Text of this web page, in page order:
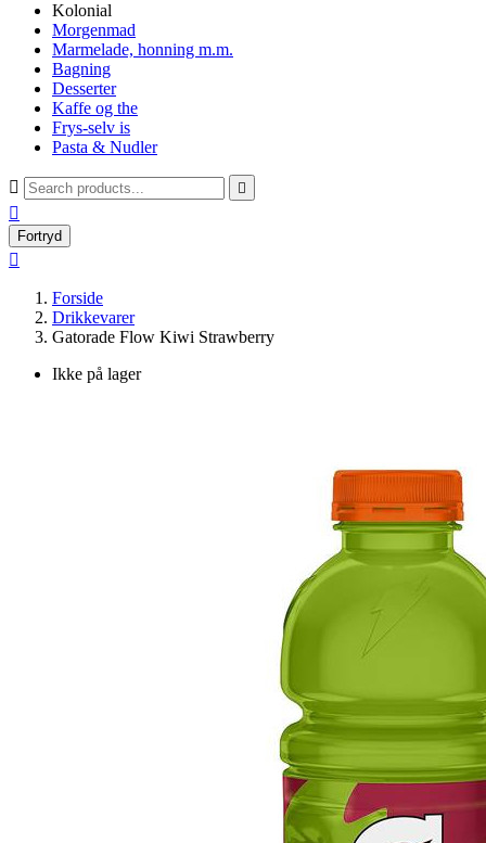
Kolonial
Morgenmad
Marmelade, honning m.m.
Bagning
Desserter
Kaffe og the
Frys-selv is
Pasta & Nudler
 

Fortryd

Forside
Drikkevarer
Gatorade Flow Kiwi Strawberry
Ikke på lager